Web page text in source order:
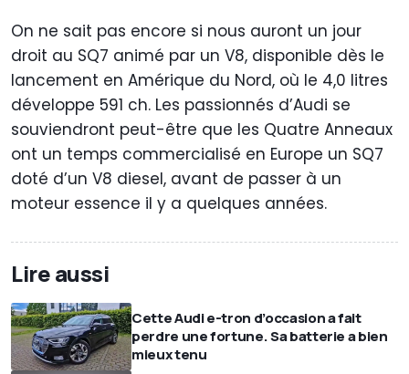
On ne sait pas encore si nous auront un jour
droit au SQ7 animé par un V8, disponible dès le
lancement en Amérique du Nord, où le 4,0 litres
développe 591 ch. Les passionnés d’Audi se
souviendront peut-être que les Quatre Anneaux
ont un temps commercialisé en Europe un SQ7
doté d’un V8 diesel, avant de passer à un
moteur essence il y a quelques années.
Lire aussi
Cette Audi e-tron d’occasion a fait
perdre une fortune. Sa batterie a bien
mieux tenu